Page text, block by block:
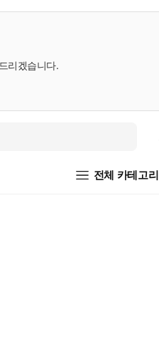
리겠습니다.
전체 카테고리